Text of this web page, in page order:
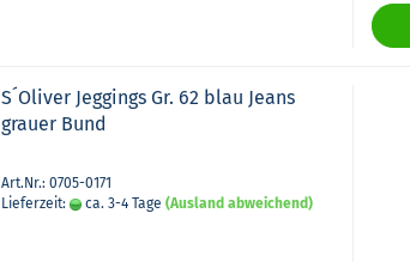
S´Oli­ver Jeg­gings Gr. 62 blau Jeans
grau­er Bund
Art.Nr.: 0705-0171
Lieferzeit:
ca. 3-4 Tage (Ausland abweichend)